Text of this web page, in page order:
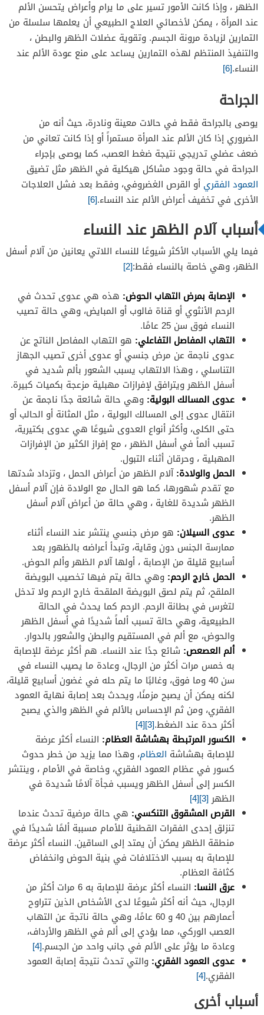
الظهر ، وإذا كانت الأمور تسير على ما يرام وأعراض يتحسن الألم
عند المرأة ، يمكن لأخصائي العلاج الطبيعي أن يعلمها سلسلة من
التمارين لزيادة مرونة الجسم. وتقوية عضلات الظهر والبطن ،
والتنفيذ المنتظم لهذه التمارين يساعد على منع عودة الألم عند
النساء.[6]
الجراحة
يوصى بالجراحة فقط في حالات معينة ونادرة، حيث أنه من
الضروري إذا كان الألم عند المرأة مستمراً أو إذا كانت تعاني من
ضعف عضلي تدريجي نتيجة ضغط العصب، كما يوصى بإجراء
الجراحة في حالة وجود مشاكل هيكلية في الظهر مثل تضيق
العمود الفقري أو القرص الغضروفي، وفقط بعد فشل العلاجات
الأخرى في تخفيف أعراض الألم عند النساء.[6]
أسباب آلام الظهر عند النساء
فيما يلي الأسباب الأكثر شيوعًا للنساء اللاتي يعانين من آلام أسفل
الظهر، وهي خاصة بالنساء فقط:[2]
الإصابة بمرض التهاب الحوض: هذه هي عدوى تحدث في
الرحم الأنثوي أو قناة فالوب أو المبايض، وهي حالة تصيب
النساء فوق سن 25 عامًا.
التهاب المفاصل التفاعلي: هو التهاب المفاصل الناتج عن
عدوى ناجمة عن مرض جنسي أو عدوى أخرى تصيب الجهاز
التناسلي ، وهذا الالتهاب يسبب الشعور بألم شديد في
أسفل الظهر ويترافق لإفرازات مهبلية مزعجة بكميات كبيرة.
عدوى المسالك البولية: وهي حالة شائعة جدًا ناجمة عن
انتقال عدوى إلى المسالك البولية ، مثل المثانة أو الحالب أو
حتى الكلى، وأكثر أنواع العدوى شيوعًا هي عدوى بكتيرية،
تسبب ألماً في أسفل الظهر ، مع إفراز الكثير من الإفرازات
المهبلية ، وحرقان أثناء التبول.
الحمل والولادة:آلام الظهر من أعراض الحمل ، وتزداد شدتها
مع تقدم شهورها، كما هو الحال مع الولادة فإن آلام أسفل
الظهر شديدة للغاية ، وهي حالة من أعراض آلام أسفل
الظهر.
عدوى السيلان: هو مرض جنسي ينتشر عند النساء أثناء
ممارسة الجنس دون وقاية، وتبدأ أعراضه بالظهور بعد
أسابيع قليلة من الإصابة ، أولها آلام الظهر وألم الحوض.
الحمل خارج الرحم: وهي حالة يتم فيها تخصيب البويضة
الملقح، ثم يتم لصق البويضة الملقحة خارج الرحم ولا تدخل
لتغرس في بطانة الرحم. الرحم كما يحدث في الحالة
الطبيعية، وهي حالة تسبب ألماً شديدًا في أسفل الظهر
والحوض، مع ألم في المستقيم والبطن والشعور بالدوار.
ألم العصعص: شائع جدًا عند النساء. هم أكثر عرضة للإصابة
به خمس مرات أكثر من الرجال، وعادة ما يصيب النساء في
سن 40 وما فوق، وغالبًا ما يتم حله في غضون أسابيع قليلة،
لكنه يمكن أن يصبح مزمنًا، ويحدث بعد إصابة نهاية العمود
الفقري، ومن ثم الإحساس بالألم في الظهر والذي يصبح
أكثر حدة عند الضغط.[3]
[4]
الكسور المرتبطة بهشاشة العظام: النساء أكثر عرضة
للإصابة بهشاشة العظام، وهذا مما يزيد من خطر حدوث
كسور في عظام العمود الفقري، وخاصة في الأمام ، وينتشر
الكسر إلى أسفل الظهر ويسبب فجأة آلامًا شديدة في
الظهر[3]
[4]
القرص المشقوق التنكسي: هي حالة مرضية تحدث عندما
تنزلق إحدى الفقرات القطنية للأمام مسببة ألمًا شديدًا في
منطقة الظهر يمكن أن يمتد إلى الساقين. النساء أكثر عرضة
للإصابة به بسبب الاختلافات في بنية الحوض وانخفاض
كثافة العظام.
عرق النسا:
النساء أكثر عرضة للإصابة به 6 مرات أكثر من
الرجال، حيث أنه أكثر شيوعًا لدى الأشخاص الذين تتراوح
أعمارهم بين 40 و 60 عامًا، وهي حالة ناتجة عن التهاب
العصب الوركي، مما يؤدي إلى ألم في الظهر والأرداف،
وعادة ما يؤثر على الألم في جانب واحد من الجسم.[4]
عدوى العمود الفقري: والتي تحدث نتيجة إصابة العمود
الفقري.[4]
أسباب أخرى